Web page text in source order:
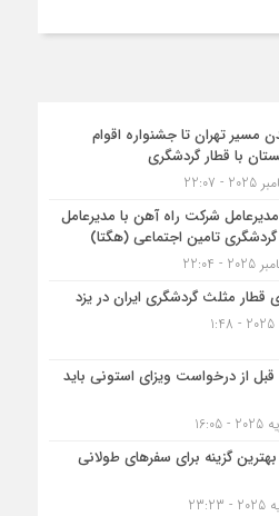
مسیر تهران تا جشنواره اقوام
با قطار گردشگری
شرکت راه آهن با مدیرعامل
تامین اجتماعی (هگتا)
قطار مثلث گردشگری ایران در یزد
قبل از درخواست ویزای استونی باید
گزینه برای سفرهای طولانی